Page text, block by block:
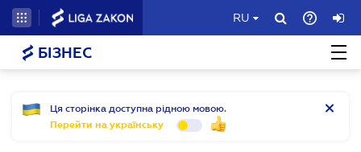
RU
БІЗНЕС
Ця сторінка доступна рідною мовою.
Перейти на українську